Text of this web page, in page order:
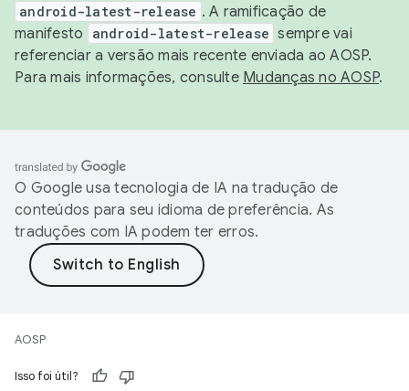
android-latest-release . A ramificação de
manifesto
android-latest-release sempre vai
referenciar a versão mais recente enviada ao AOSP.
Para mais informações, consulte Mudanças no AOSP.
O Google usa tecnologia de IA na tradução de
conteúdos para seu idioma de preferência. As
traduções com IA podem ter erros.
AOSP
Isso foi útil?